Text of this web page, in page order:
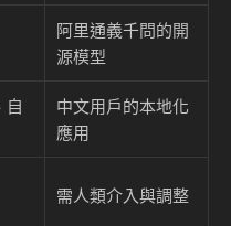
阿里通義千問的開
源模型
自
中文用戶的本地化
應用
需人類介入與調整